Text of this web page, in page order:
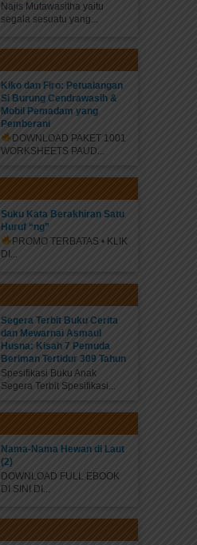
Najis Mutawasitha yaitu
segala sesuatu yang...
Kiko dan Firo: Petualangan
Si Burung Cendrawasih &
Mobil Pemadam yang
Pemberani
DOWNLOAD PAKET 1001
WORKSHEETS PAUD...
Suku Kata Berakhiran Satu
Huruf “ng”
PROMO TERBATAS • KLIK
DI...
Segera Terbit Buku Cerita
dan Mewarnai Asmaul
Husna: Kisah 7 Pemuda
Beriman Tertidur 309 Tahun
Spesifikasi Buku Anak
Segera Terbit Spesifikasi...
Nama-Nama Hewan di Laut
(2)
DOWNLOAD FULL EBOOK
DI SINI DI...